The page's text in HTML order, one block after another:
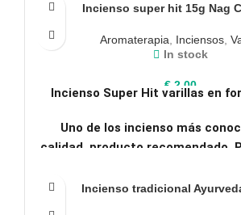
Incienso super hit 15g Nag
Aromaterapia Inciensos,
In stock
€2,00
Incienso Super Hit varillas en
Uno de los incienso más
calidad, producto recomendado.
Incienso tradicional